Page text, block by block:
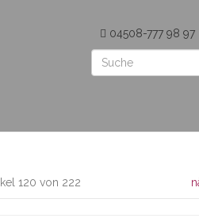
04508-777 98 97
120 von 222